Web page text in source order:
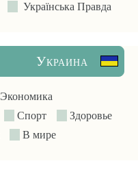
Українська Правда
Украина
Экономика
Спорт
Здоровье
В мире